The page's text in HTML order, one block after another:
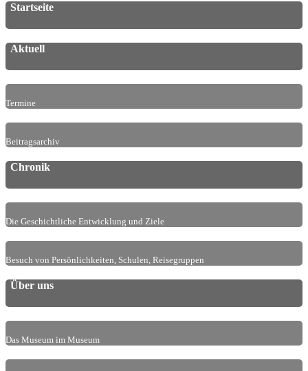
Startseite
Aktuell
Termine
Beitragsarchiv
Chronik
Die Geschichtliche Entwicklung und Ziele
Besuch von Persönlichkeiten, Schulen, Reisegruppen
Über uns
Das Museum im Museum